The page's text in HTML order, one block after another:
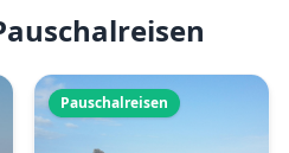
Pauschalreisen